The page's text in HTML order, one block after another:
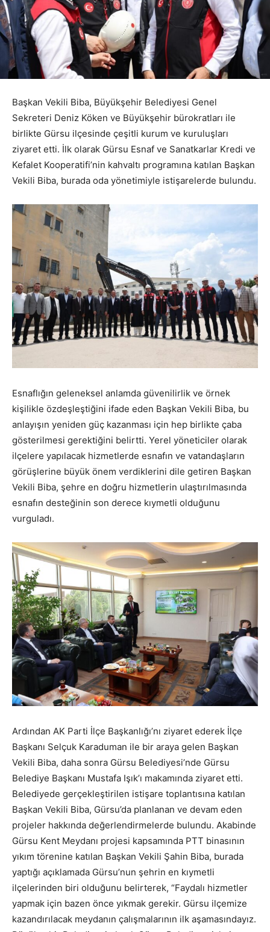
Başkan Vekili Biba, Büyükşehir Belediyesi Genel
Sekreteri Deniz Köken ve Büyükşehir bürokratları ile
birlikte Gürsu ilçesinde çeşitli kurum ve kuruluşları
ziyaret etti. İlk olarak Gürsu Esnaf ve Sanatkarlar Kredi ve
Kefalet Kooperatifi’nin kahvaltı programına katılan Başkan
Vekili Biba, burada oda yönetimiyle istişarelerde bulundu.
Esnaflığın geleneksel anlamda güvenilirlik ve örnek
kişilikle özdeşleştiğini ifade eden Başkan Vekili Biba, bu
anlayışın yeniden güç kazanması için hep birlikte çaba
gösterilmesi gerektiğini belirtti. Yerel yöneticiler olarak
ilçelere yapılacak hizmetlerde esnafın ve vatandaşların
görüşlerine büyük önem verdiklerini dile getiren Başkan
Vekili Biba, şehre en doğru hizmetlerin ulaştırılmasında
esnafın desteğinin son derece kıymetli olduğunu
vurguladı.
Ardından AK Parti İlçe Başkanlığı’nı ziyaret ederek İlçe
Başkanı Selçuk Karaduman ile bir araya gelen Başkan
Vekili Biba, daha sonra Gürsu Belediyesi’nde Gürsu
Belediye Başkanı Mustafa Işık’ı makamında ziyaret etti.
Belediyede gerçekleştirilen istişare toplantısına katılan
Başkan Vekili Biba, Gürsu’da planlanan ve devam eden
projeler hakkında değerlendirmelerde bulundu. Akabinde
Gürsu Kent Meydanı projesi kapsamında PTT binasının
yıkım törenine katılan Başkan Vekili Şahin Biba, burada
yaptığı açıklamada Gürsu’nun şehrin en kıymetli
ilçelerinden biri olduğunu belirterek, “Faydalı hizmetler
yapmak için bazen önce yıkmak gerekir. Gürsu ilçemize
kazandırılacak meydanın çalışmalarının ilk aşamasındayız.